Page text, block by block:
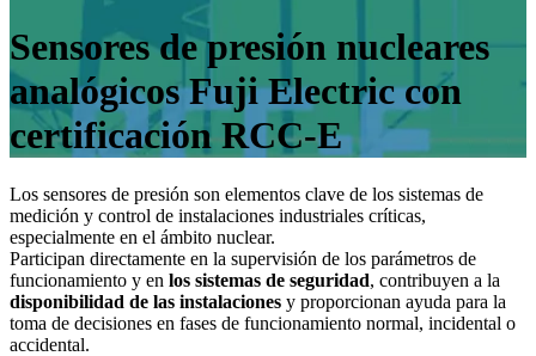
Sensores de presión nucleares
analógicos Fuji Electric con
certificación RCC-E
Los sensores de presión son elementos clave de los sistemas de
medición y control de instalaciones industriales críticas,
especialmente en el ámbito nuclear.
Participan directamente en la supervisión de los parámetros de
funcionamiento y en los sistemas de seguridad, contribuyen a la
disponibilidad de las instalaciones y proporcionan ayuda para la
toma de decisiones en fases de funcionamiento normal, incidental o
accidental.